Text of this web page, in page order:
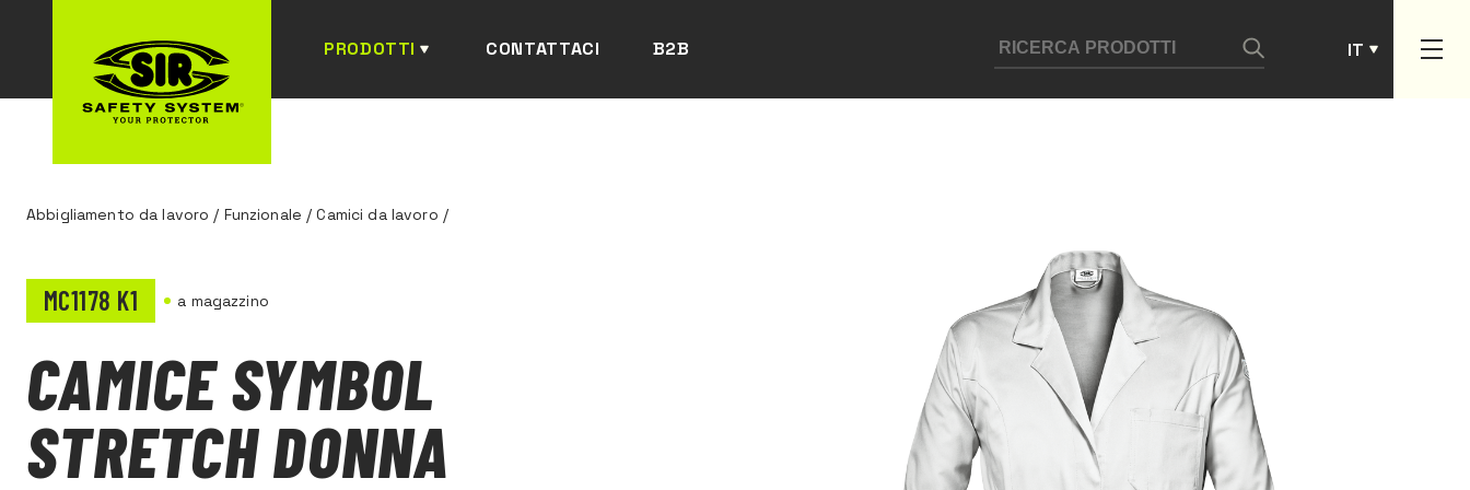
PRODOTTI CONTATTACI B2B IT
Abbigliamento da lavoro / Funzionale /Camici da lavoro /
MC1178 K1 a magazzino
CAMICE SYMBOL
STRETCH DONNA